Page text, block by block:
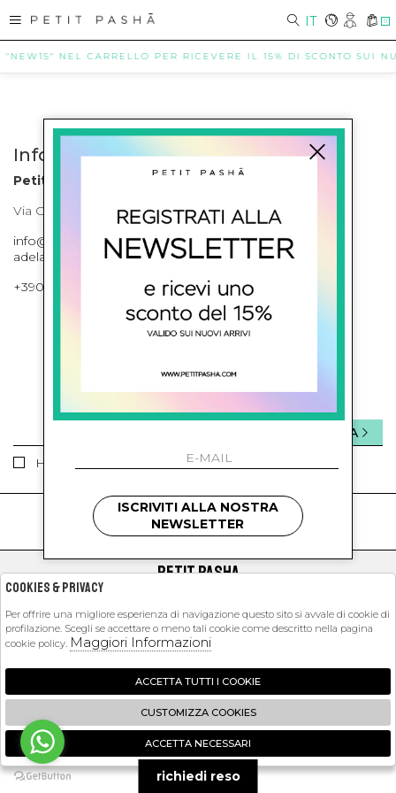
IT 0
NEL CARRELLO PER RICEVERE IL 15% DI SCONTO SUI
Info contatti
Petit Pasha
Via Cilea, 255 Napoli Corso Umberto I 301 Napoli
info@petitpasha.com, petitpasha@hotmail.it,
adelaide.petitpasha@hotmail.com
+39081643421 , +390812351280
ISCRIVITI ALLA NEWSLETTER
Ho letto ed accettato le condizioni sulla privacy.
INVIA
kids
PETIT PASHA
EXTRA
2026 Petit Pasha - P.iva : 09423341214 Powered by
Zucchetti
🍪
ISCRIVITI ALLA NOSTRA
NEWSLETTER
richiedi reso
Cookies & Privacy
Per offrire una migliore esperienza di navigazione questo sito si avvale di cookie di
profilazione. Scegli se accettare o meno tali cookie come descritto nella pagina
cookie policy. Maggiori Informazioni
ACCETTA TUTTI I COOKIE
CUSTOMIZZA COOKIES
ACCETTA NECESSARI